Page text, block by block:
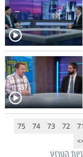
71
72
73
74
75
הערוץ